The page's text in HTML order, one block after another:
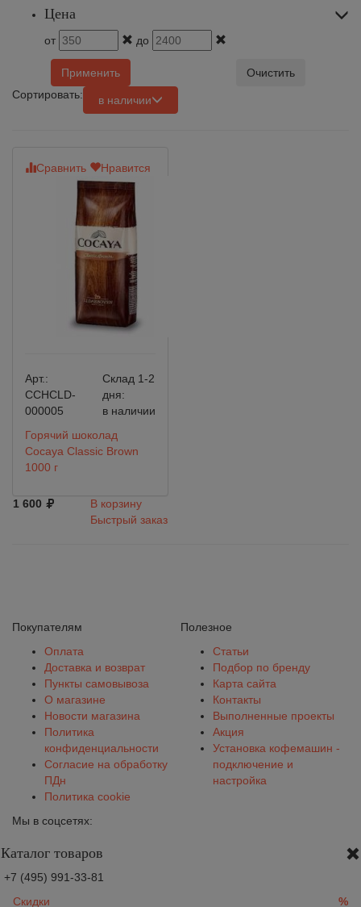
Цена
от до
Применить
Очистить
Сортировать:
в наличии
Сравнить Нравится
Арт.:
CCHCLD-
000005
Склад 1-2
дня:
в наличии
Горячий шоколад
Cocayа Classic Brown
1000 г
1 600
В корзину
Быстрый заказ
Покупателям
Оплата
Доставка и возврат
Пункты самовывоза
О магазине
Новости магазина
Политика
конфиденциальности
Согласие на обработку
ПДн
Политика cookie
Полезное
Статьи
Подбор по бренду
Карта сайта
Контакты
Выполненные проекты
Акция
Установка кофемашин -
подключение и
настройка
Мы в соцсетях:
Каталог товаров
+7 (495) 991-33-81
Скидки
%